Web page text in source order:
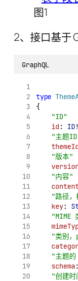
图1
2、接口基于
GraphQL
type
{
"ID"
id: ID!
"主题
"版本"
"内容"
"路径
key:
"MIME
"类别
"主题的
schema:
"创建